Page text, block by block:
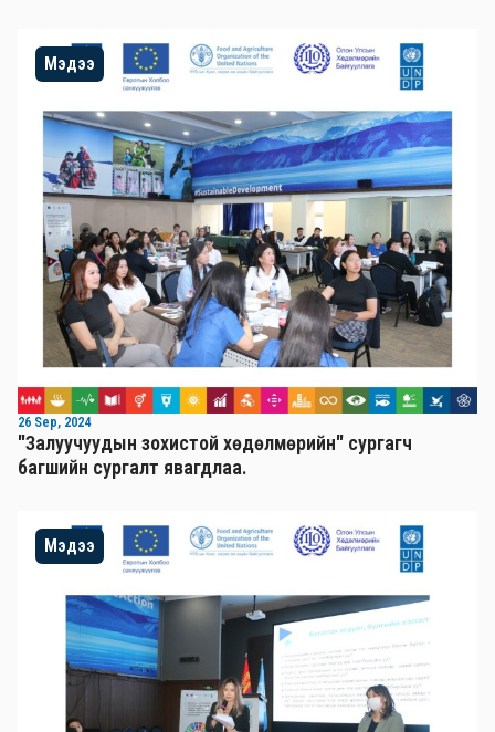
Мэдээ
26 Sep, 2024
"Залуучуудын зохистой хөдөлмөрийн" сургагч
багшийн сургалт явагдлаа.
Мэдээ